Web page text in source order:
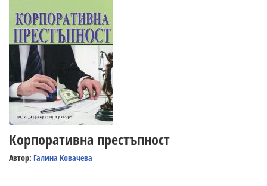
Корпоративна престъпност
Автор: Галина Ковачева